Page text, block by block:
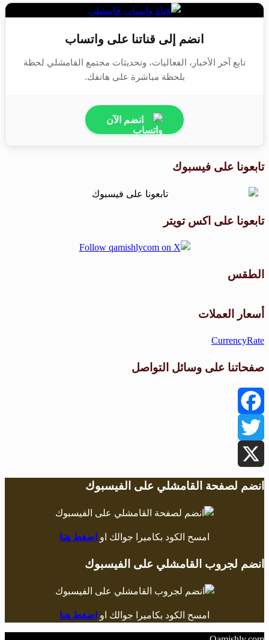
انضم إلى قناتنا على واتساب
تابع آخر الأخبار، الفعاليات، وتحديثات مجتمع القامشلي لحظة
بلحظة مباشرة على هاتفك.
انضم الآن
تابعونا على فيسبوك
تابعونا على اكس تويتر
الطقس
أسعار العملات
CurrencyRate
صفحاتنا على وسائل التواصل
Facebook
Twitter
X
انضم لصفحة القامشلي على الفيسبوك
امسح الكود بكاميرا جوالك او اضغط هنا
انضم لجروب القامشلي على الفيسبوك
امسح الكود بكاميرا جوالك او اضغط هنا